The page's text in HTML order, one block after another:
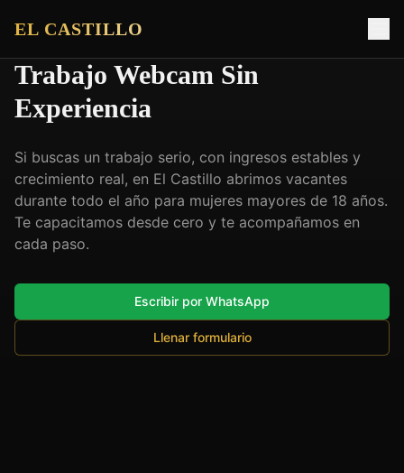
EL CASTILLO
Trabajo Webcam Sin
Experiencia
Si buscas un trabajo serio, con ingresos estables y
crecimiento real, en El Castillo abrimos vacantes
durante todo el año para mujeres mayores de 18 años.
Te capacitamos desde cero y te acompañamos en
cada paso.
Escribir por WhatsApp
Llenar formulario